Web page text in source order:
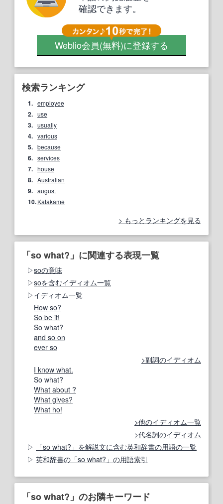
確認できます。
Weblio会員(無料)に登録する
検索ランキング
1. employee
2. use
3. usually
4. various
5. because
6. services
7. house
8. Australian
9. august
10.Katakame
もっとランキングを見る
「so what?」に関連する表現一覧
soの意味
soを含むイディオム一覧
イディオム一覧
How so?
So be it!
So what?
and so on
ever so
副詞のイディオム
I know what.
So what?
What about ?
What gives?
What ho!
他のイディオム一覧
代名詞のイディオム
「so what?」を解説文に含む英和辞書の用語の一覧
英和辞書の「so what?」の用語索引
「so what?」のお隣キーワード